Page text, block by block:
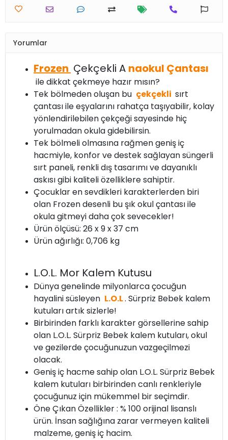
Yorumlar
Frozen Çekçekli A naokul Çantası
ile dikkat çekmeye hazır mısın?
Tek bölmeden oluşan bu çekçekli sırt
çantası ile eşyalarını rahatça taşıyabilir, kolay
yönlendirilebilen çekçeği sayesinde hiç
yorulmadan okula gidebilirsin.
Tek bölmeli olmasına rağmen geniş iç
hacmiyle, konfor ve destek sağlayan süngerli
sırt paneli, renkli dış tasarımı ve dayanıklı
askısı gibi kaliteli özelliklere sahiptir.
Çocuklar en sevdikleri karakterlerden biri
olan Frozen desenli bu şık okul çantası ile
okula gitmeyi daha çok sevecekler!
Ürün ölçüsü: 26 x 9 x 37 cm
Ürün ağırlığı: 0,706 kg
L.O.L. Mor Kalem Kutusu
Dünya genelinde milyonlarca çocuğun
hayalini süsleyen L.O.L. Sürpriz Bebek kalem
kutuları artık sizlerle!
Birbirinden farklı karakter görsellerine sahip
olan L.O.L. Sürpriz Bebek kalem kutuları, okul
ve gezilerde çocuğunuzun vazgeçilmezi
olacak.
Geniş iç hacme sahip olan L.O.L. Sürpriz Bebek
kalem kutuları birbirinden canlı renkleriyle
çocuğunuz için mükemmel bir seçimdir.
Öne Çıkan Özellikler : % 100 orijinal lisanslı
ürün. İnsan sağlığına zarar vermeyen kaliteli
malzeme, geniş iç hacim.